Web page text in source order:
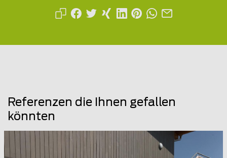
Referenzen die Ihnen gefallen
könnten